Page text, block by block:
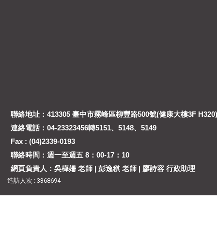
聯絡地址：413305 臺中市霧峰區柳豐路500號(健康大樓3F H320)
連絡電話：04-23323456轉5151、5148、5149
Fax : (04)2339-0193
聯絡時間：週一至週五 8：00-17：10
網頁負責人：吳樺姍 老師 | 彭逸稘 老師 | 廖詩容 行政助理
造訪人次 : 3368694